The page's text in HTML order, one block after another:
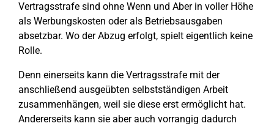
Vertragsstrafe sind ohne Wenn und Aber in voller Höhe
als Werbungskosten oder als Betriebsausgaben
absetzbar. Wo der Abzug erfolgt, spielt eigentlich keine
Rolle.
Denn einerseits kann die Vertragsstrafe mit der
anschließend ausgeübten selbstständigen Arbeit
zusammenhängen, weil sie diese erst ermöglicht hat.
Andererseits kann sie aber auch vorrangig dadurch